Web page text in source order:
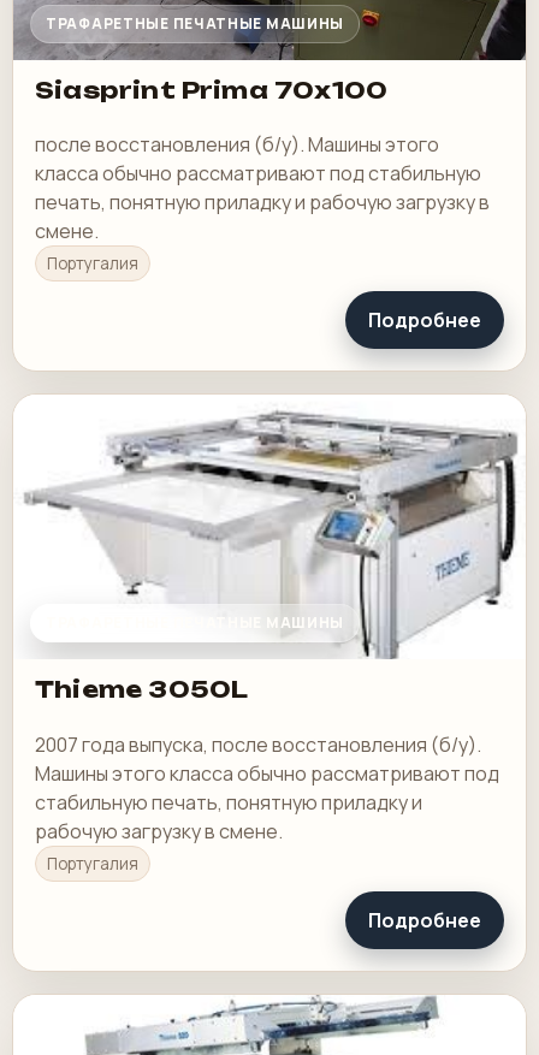
ТРАФАРЕТНЫЕ ПЕЧАТНЫЕ МАШИНЫ
Siasprint Prima 70x100
после восстановления (б/у). Машины этого
класса обычно рассматривают под стабильную
печать, понятную приладку и рабочую загрузку в
смене.
Португалия
Подробнее
ТРАФАРЕТНЫЕ ПЕЧАТНЫЕ МАШИНЫ
Thieme 3050L
2007 года выпуска, после восстановления (б/у).
Машины этого класса обычно рассматривают под
стабильную печать, понятную приладку и
рабочую загрузку в смене.
Португалия
Подробнее